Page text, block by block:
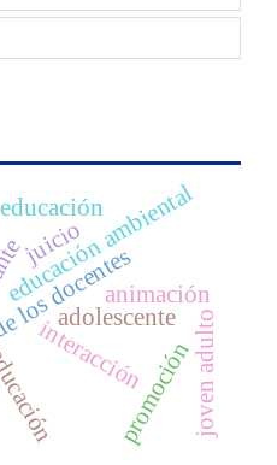
docentes
interacción
educación ambiental
adolescente
juicio
promoción
animación
joven adulto